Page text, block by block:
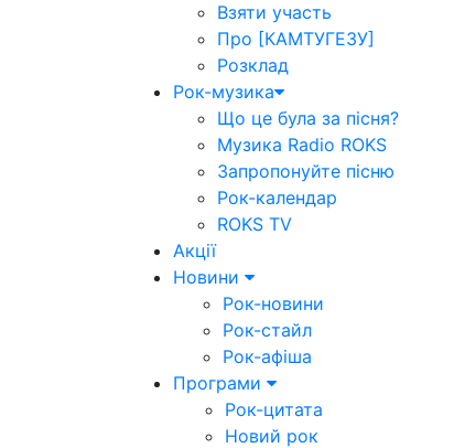
Взяти участь
Про [КАМТУГЕЗУ]
Розклад
Рок-музика
Що це була за пісня?
Музика Radio ROKS
Запропонуйте пісню
Рок-календар
ROKS TV
Акції
Новини
Рок-новини
Рок-стайл
Рок-афіша
Програми
Рок-цитата
Новий рок